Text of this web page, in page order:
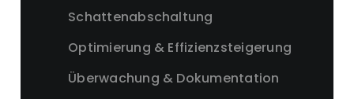
Schattenabschaltung
Optimierung & Effizienzsteigerung
Überwachung & Dokumentation